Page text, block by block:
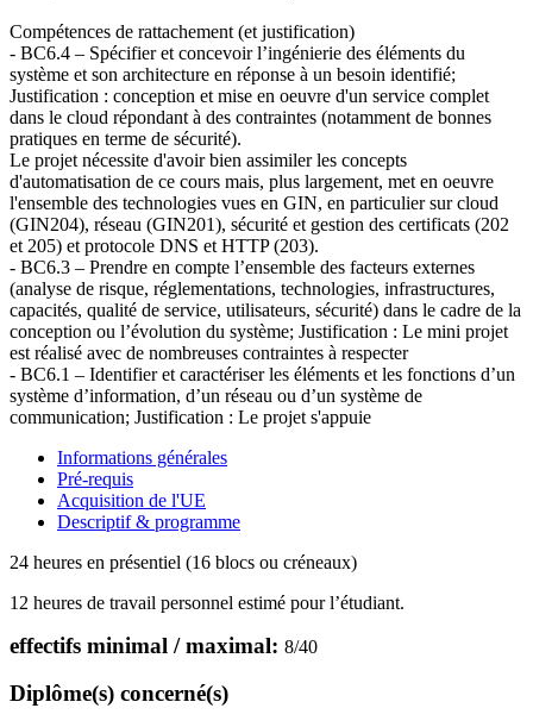
Compétences de rattachement (et justification)
- BC6.4 – Spécifier et concevoir l’ingénierie des éléments du
système et son architecture en réponse à un besoin identifié;
Justification : conception et mise en oeuvre d'un service complet
dans le cloud répondant à des contraintes (notamment de bonnes
pratiques en terme de sécurité).
Le projet nécessite d'avoir bien assimiler les concepts
d'automatisation de ce cours mais, plus largement, met en oeuvre
l'ensemble des technologies vues en GIN, en particulier sur cloud
(GIN204), réseau (GIN201), sécurité et gestion des certificats (202
et 205) et protocole DNS et HTTP (203).
- BC6.3 – Prendre en compte l’ensemble des facteurs externes
(analyse de risque, réglementations, technologies, infrastructures,
capacités, qualité de service, utilisateurs, sécurité) dans le cadre de la
conception ou l’évolution du système; Justification : Le mini projet
est réalisé avec de nombreuses contraintes à respecter
- BC6.1 – Identifier et caractériser les éléments et les fonctions d’un
système d’information, d’un réseau ou d’un système de
communication; Justification : Le projet s'appuie
Informations générales
Pré-requis
Acquisition de l'UE
Descriptif & programme
24 heures en présentiel (16 blocs ou créneaux)
12 heures de travail personnel estimé pour l’étudiant.
effectifs minimal / maximal: 8/40
Diplôme(s) concerné(s)